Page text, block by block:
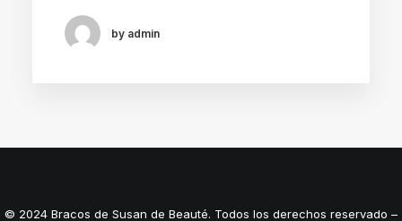
by admin
© 2024 Bracos de Susan de Beauté. Todos los derechos reservado –